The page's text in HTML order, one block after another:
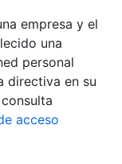
empresa y el
una
personal
directiva en su
acceso